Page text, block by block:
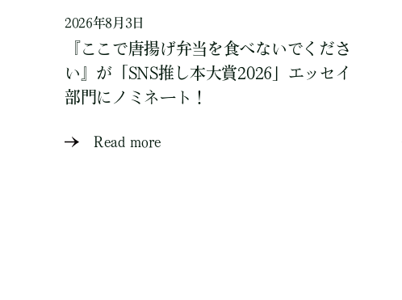
2026年8月3日
『ここで唐揚げ弁当を食べないでくださ
い』が「SNS推し本大賞2026」エッセイ
部門にノミネート！
Read more